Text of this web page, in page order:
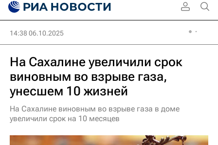
14:38 06.10.2025
На Сахалине увеличили срок
виновным во взрыве газа,
унесшем 10 жизней
На Сахалине виновным во взрыве газа в доме
увеличили срок на 10 месяцев